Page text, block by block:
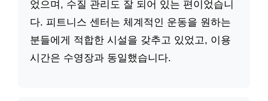
었으며, 수질 관리도 잘 되어 있는 편이었습니
다. 피트니스 센터는 체계적인 운동을 원하는
분들에게 적합한 시설을 갖추고 있었고, 이용
시간은 수영장과 동일했습니다.